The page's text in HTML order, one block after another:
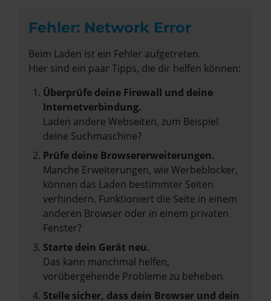
Fehler: Network Error
Beim Laden ist ein Fehler aufgetreten.
Hier sind ein paar Tipps, die dir helfen können:
Überprüfe deine Firewall und deine
Internetverbindung.
Laden andere Webseiten, zum Beispiel
deine Suchmaschine?
Prüfe deine Browsererweiterungen.
Manche Erweiterungen, wie Werbeblocker,
können das Laden bestimmter Seiten
verhindern. Funktioniert die Seite in einem
anderen Browser oder in einem privaten
Fenster?
Starte dein Gerät neu.
Das kann manchmal helfen,
vorübergehende Probleme zu beheben.
Stelle sicher, dass dein Browser und dein